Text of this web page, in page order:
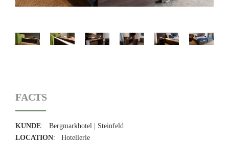
FACTS
KUNDE: Bergmarkhotel | Steinfeld
LOCATION: Hotellerie